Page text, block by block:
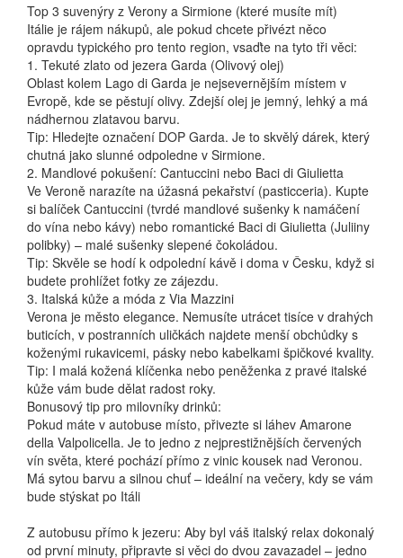
Top 3 suvenýry z Verony a Sirmione (které musíte mít)
Itálie je rájem nákupů, ale pokud chcete přivézt něco
opravdu typického pro tento region, vsaďte na tyto tři věci:
1. Tekuté zlato od jezera Garda (Olivový olej)
Oblast kolem Lago di Garda je nejsevernějším místem v
Evropě, kde se pěstují olivy. Zdejší olej je jemný, lehký a má
nádhernou zlatavou barvu.
Tip: Hledejte označení DOP Garda. Je to skvělý dárek, který
chutná jako slunné odpoledne v Sirmione.
2. Mandlové pokušení: Cantuccini nebo Baci di Giulietta
Ve Veroně narazíte na úžasná pekařství (pasticceria). Kupte
si balíček Cantuccini (tvrdé mandlové sušenky k namáčení
do vína nebo kávy) nebo romantické Baci di Giulietta (Juliiny
polibky) – malé sušenky slepené čokoládou.
Tip: Skvěle se hodí k odpolední kávě i doma v Česku, když si
budete prohlížet fotky ze zájezdu.
3. Italská kůže a móda z Via Mazzini
Verona je město elegance. Nemusíte utrácet tisíce v drahých
buticích, v postranních uličkách najdete menší obchůdky s
koženými rukavicemi, pásky nebo kabelkami špičkové kvality.
Tip: I malá kožená klíčenka nebo peněženka z pravé italské
kůže vám bude dělat radost roky.
Bonusový tip pro milovníky drinků:
Pokud máte v autobuse místo, přivezte si láhev Amarone
della Valpolicella. Je to jedno z nejprestižnějších červených
vín světa, které pochází přímo z vinic kousek nad Veronou.
Má sytou barvu a silnou chuť – ideální na večery, kdy se vám
bude stýskat po Itáli
Z autobusu přímo k jezeru: Aby byl váš italský relax dokonalý
od první minuty, připravte si věci do dvou zavazadel – jedno